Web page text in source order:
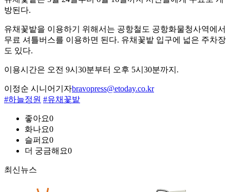
방된다.
유채꽃밭을 이용하기 위해서는 공항철도 공항화물청사역에서
무료 셔틀버스를 이용하면 된다. 유채꽃밭 입구에 넓은 주차장
도 있다.
이용시간은 오전 9시30분부터 오후 5시30분까지.
이정순 시니어기자bravopress@etoday.co.kr
#하늘정원 #유채꽃밭
좋아요0
화나요0
슬퍼요0
더 궁금해요0
최신뉴스